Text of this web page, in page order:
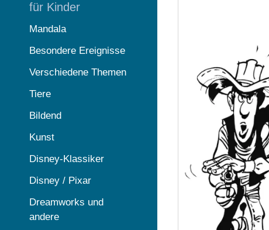
für Kinder
Mandala
Besondere Ereignisse
Verschiedene Themen
Tiere
Bildend
Kunst
Disney-Klassiker
Disney / Pixar
Dreamworks und
andere